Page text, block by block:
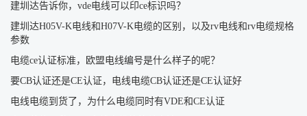
建圳达告诉你，vde电线可以印ce标识吗？
建圳达H05V-K电线和H07V-K电缆的区别，以及rv电线和rv电缆规格
参数
电缆ce认证标准，欧盟电线编号是什么样子的呢？
要CB认证还是CE认证，电线电缆CB认证还是CE认证好
电线电缆到货了，为什么电缆同时有VDE和CE认证